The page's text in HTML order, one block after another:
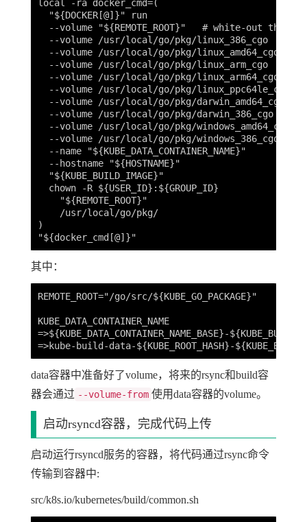
local -ra docker_cmd=(
  "${DOCKER[@]}" run
--volume "${REMOTE_ROOT}"   # white-out the
  --volume /usr/local/go/pkg/linux_386_cgo
  --volume /usr/local/go/pkg/linux_amd64_cgo
  --volume /usr/local/go/pkg/linux_arm_cgo
  --volume /usr/local/go/pkg/linux_arm64_cgo
  --volume /usr/local/go/pkg/linux_ppc64le_cgo
  --volume /usr/local/go/pkg/darwin_amd64_cgo
  --volume /usr/local/go/pkg/darwin_386_cgo
  --volume /usr/local/go/pkg/windows_amd64_cgo
  --volume /usr/local/go/pkg/windows_386_cgo
  --name "${KUBE_DATA_CONTAINER_NAME}"
  --hostname "${HOSTNAME}"
  "${KUBE_BUILD_IMAGE}"
  chown -R ${USER_ID}:${GROUP_ID}
    "${REMOTE_ROOT}"
    /usr/local/go/pkg/
)
其中：
REMOTE_ROOT="/go/src/${KUBE_GO_PACKAGE}"
KUBE_DATA_CONTAINER_NAME
=>${KUBE_DATA_CONTAINER_NAME_BASE}-
data容器中准备好了volume，将来的rsync和build容
器会通过 --volume-from 使用data容器的volume。
启动rsyncd容器，完成代码上传
启动运行rsyncd服务的容器，将代码通过rsync命令
传输到容器中:
src/k8s.io/kubernetes/build/common.sh